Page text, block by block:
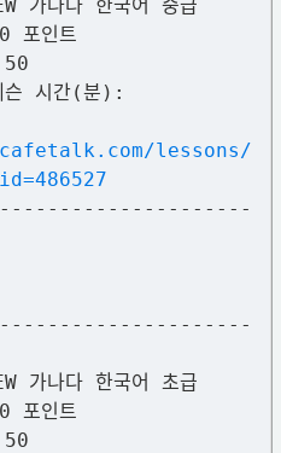
가나다 한국어 중급
포인트
슨 시간(분):
lessons/
가나다 한국어 초급
포인트